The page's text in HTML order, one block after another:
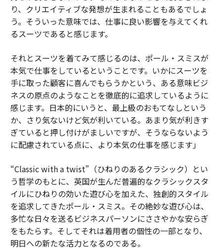
り、クリエイティブな発想が生まれることもあるでしょ
う。そういった意味では、仕事に良い影響を与えてくれ
るスーツであると感じます。
それとスーツを着てみて感じるのは、ポール・スミスが
本気で仕事をしているということです。いかにスーツを
手に取った顧客に喜んでもらうかという、ある意味ビジ
ネスの原点のようなことを徹底的に追求しているように
感じます。日本的にいうと、最上級のおもてなしという
か、さり気ないけど気が利いている。あまり気が利きす
ぎていると押し付けがましいですが、そうならないよう
に配慮されている点に、より本気の仕事を感じます」
“Classic with a twist”（ひねりのあるクラシック）とい
う哲学のもとに、英国が生んだ普遍的なクラシックスタ
イルにひねりの効いた遊び心を加えた、独創的スタイル
を追求してきたポール・スミス。その絶妙な遊び心は、
多忙な日々を送るビジネスパーソンにささやかな安らぎ
をもたらす。そしてそれは着用者の個性の一部となり、
明日への新たな活力となるのである。